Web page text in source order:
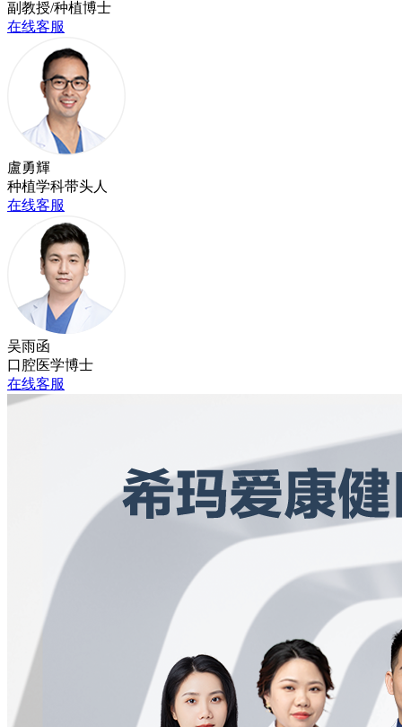
副教授/种植博士
在线客服
盧勇輝
种植学科带头人
在线客服
吴雨函
口腔医学博士
在线客服